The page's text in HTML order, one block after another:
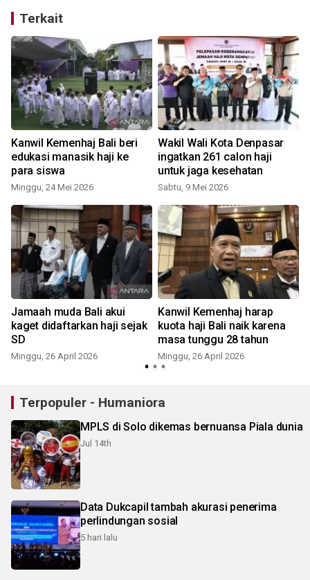
Terkait
Kanwil Kemenhaj Bali beri
edukasi manasik haji ke
para siswa
Minggu, 24 Mei 2026
Wakil Wali Kota Denpasar
ingatkan 261 calon haji
untuk jaga kesehatan
Sabtu, 9 Mei 2026
Jamaah muda Bali akui
kaget didaftarkan haji sejak
SD
Minggu, 26 April 2026
Kanwil Kemenhaj harap
kuota haji Bali naik karena
masa tunggu 28 tahun
Minggu, 26 April 2026
Terpopuler - Humaniora
MPLS di Solo dikemas bernuansa Piala dunia
Jul 14th
Data Dukcapil tambah akurasi penerima
perlindungan sosial
5 hari lalu